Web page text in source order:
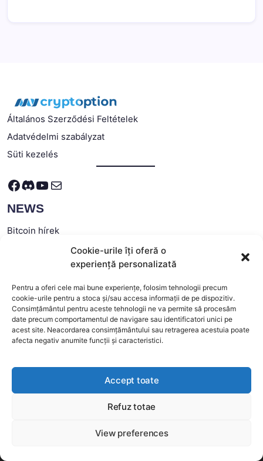
Cookie-urile îți oferă o
experiență personalizată
Pentru a oferi cele mai bune experiențe, folosim tehnologii precum
cookie-urile pentru a stoca și/sau accesa informații de pe dispozitiv.
Consimțământul pentru aceste tehnologii ne va permite să procesăm
date precum comportamentul de navigare sau identificatori unici pe
acest site. Neacordarea consimțământului sau retragerea acestuia poate
afecta negativ anumite funcții și caracteristici.
Accept toate
Refuz totae
View preferences
Általános Szerződési Feltételek
Adatvédelmi szabályzat
Süti kezelés
Facebook
Discord
YouTube
Mail
NEWS
Bitcoin hírek
Ethereum hírek
Blokklánc hírek
Egyéb kriptopénz hírek
FAQ
Mi a Bitcoin?
Hogyan kell Bitcoint bányászni?
Hogyan működik az Ethereum?
This website uses cookies to improve your experience. We'll